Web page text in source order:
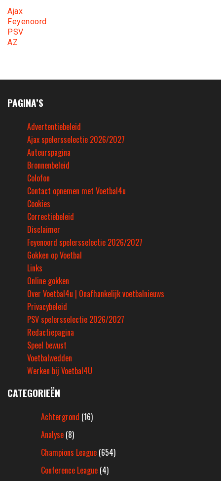
Ajax
Feyenoord
PSV
AZ
PAGINA’S
Advertentiebeleid
Ajax spelersselectie 2026/2027
Auteurspagina
Bronnenbeleid
Colofon
Contact opnemen met Voetbal4u
Cookies
Correctiebeleid
Disclaimer
Feyenoord spelersselectie 2026/2027
Gokken op Voetbal
Links
Online gokken
Over Voetbal4u | Onafhankelijk voetbalnieuws
Privacybeleid
PSV spelersselectie 2026/2027
Redactiepagina
Speel bewust
Voetbalwedden
Werken bij Voetbal4U
CATEGORIEËN
Achtergrond (16)
Analyse (8)
Champions League (654)
Conference League (4)